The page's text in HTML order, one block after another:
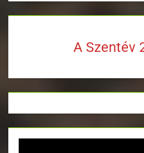
A Szentév